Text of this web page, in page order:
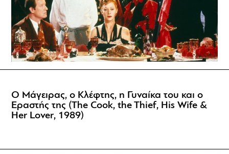
Ο Μάγειρας, ο Κλέφτης, η Γυναίκα του και ο
Εραστής της (The Cook, the Thief, His Wife &
Her Lover, 1989)